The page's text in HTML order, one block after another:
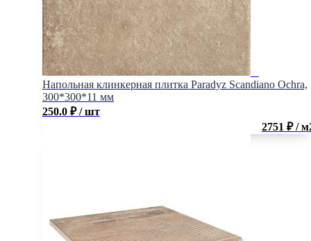
Напольная клинкерная плитка Paradyz Scandiano Ochra,
300*300*11 мм
250.0 ₽ / шт
2751 ₽ /